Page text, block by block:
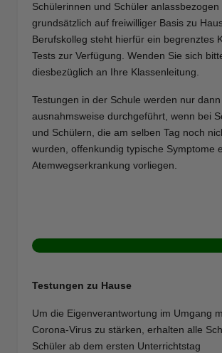
Schülerinnen und Schüler anlassbezogen
grundsätzlich auf freiwilliger Basis zu
Berufskolleg steht hierfür ein begrenztes
Tests zur Verfügung. Wenden Sie sich
diesbezüglich an Ihre Klassenleitung.
Testungen in der Schule werden nur dann
ausnahmsweise durchgeführt, wenn bei
und Schülern, die am selben Tag noch
wurden, offenkundig typische Symptome
Atemwegserkrankung vorliegen.
Testungen zu Hause
Um die Eigenverantwortung im Umgang
Corona-Virus zu stärken, erhalten alle
Schüler ab dem ersten Unterrichtstag